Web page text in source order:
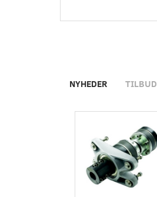
NYHEDER TILBUD